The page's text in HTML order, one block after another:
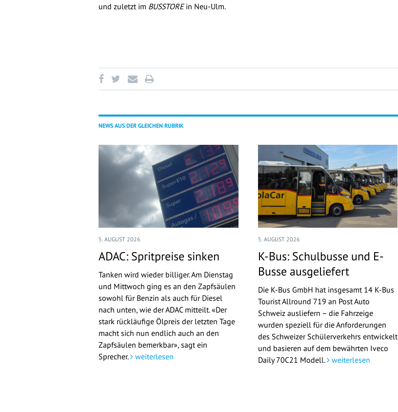
und zuletzt im BUSSTOREin Neu-Ulm.
NEWS AUS DER GLEICHEN RUBRIK
5. AUGUST 2026
ADAC: Spritpreise sinken
Tanken wird wieder billiger. Am Dienstag
und Mittwoch ging es an den Zapfsäulen
sowohl für Benzin als auch für Diesel
nach unten, wie der ADAC mitteilt. «Der
stark rückläufige Ölpreis der letzten Tage
macht sich nun endlich auch an den
Zapfsäulen bemerkbar», sagt ein
Sprecher.
weiterlesen
5. AUGUST 2026
K-Bus: Schulbusse und E-
Busse ausgeliefert
Die K-Bus GmbH hat insgesamt 14 K-Bus
Tourist Allround 719 an Post Auto
Schweiz ausliefern – die Fahrzeige
wurden speziell für die Anforderungen
des Schweizer Schülerverkehrs entwickelt
und basieren auf dem bewährten Iveco
Daily 70C21 Modell. weiterlesen